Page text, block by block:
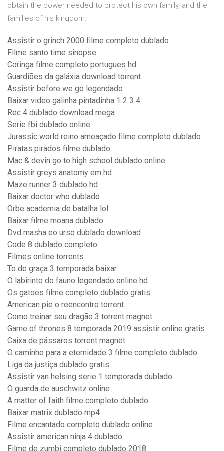
obtain the power needed to protect his own family, and the
families of his kingdom.
Assistir o grinch 2000 filme completo dublado
Filme santo time sinopse
Coringa filme completo portugues hd
Guardiões da galáxia download torrent
Assistir before we go legendado
Baixar video galinha pintadinha 1 2 3 4
Rec 4 dublado download mega
Serie fbi dublado online
Jurassic world reino ameaçado filme completo dublado
Piratas pirados filme dublado
Mac & devin go to high school dublado online
Assistir greys anatomy em hd
Maze runner 3 dublado hd
Baixar doctor who dublado
Orbe academia de batalha lol
Baixar filme moana dublado
Dvd masha eo urso dublado download
Code 8 dublado completo
Filmes online torrents
To de graça 3 temporada baixar
O labirinto do fauno legendado online hd
Os gatoes filme completo dublado gratis
American pie o reencontro torrent
Como treinar seu dragão 3 torrent magnet
Game of thrones 8 temporada 2019 assistir online gratis
Caixa de pássaros torrent magnet
O caminho para a eternidade 3 filme completo dublado
Liga da justiça dublado gratis
Assistir van helsing serie 1 temporada dublado
O guarda de auschwitz online
A matter of faith filme completo dublado
Baixar matrix dublado mp4
Filme encantado completo dublado online
Assistir american ninja 4 dublado
Filme de zumbi completo dublado 2018